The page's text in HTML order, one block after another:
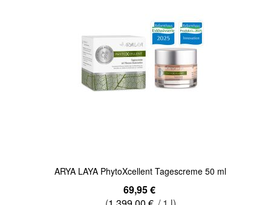
ARYA LAYA PhytoXcellent Tagescreme 50 ml
69,95 €